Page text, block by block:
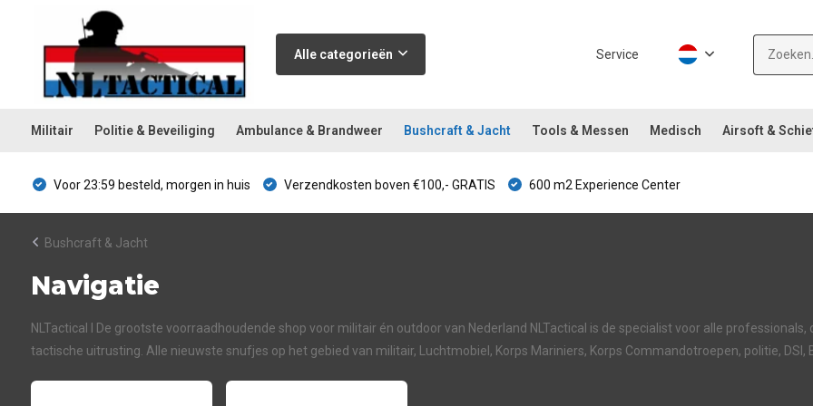
Alle categorieën Service
Militair Politie & Beveiliging Ambulance & Brandweer Bushcraft & Jacht Tools & Messen Medisch Airsoft &
Voor 23:59 besteld, morgen in huis Verzendkosten boven €100,- GRATIS 600 m2 Experience Center
Bushcraft & Jacht
Navigatie
NLTactical I De grootste voorraadhoudende shop voor militair én outdoor van Nederland NLTactical is de specialist voor alle
tactische uitrusting. Alle nieuwste snufjes op het gebied van militair, Luchtmobiel, Korps Mariniers, Korps Commandotroepen, politie, DSI,